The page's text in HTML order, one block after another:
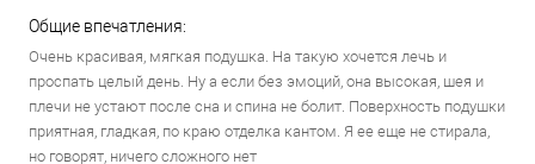
Общие впечатления:
Очень красивая, мягкая подушка. На такую хочется лечь и
проспать целый день. Ну а если без эмоций, она высокая, шея и
плечи не устают после сна и спина не болит. Поверхность подушки
приятная, гладкая, по краю отделка кантом. Я ее еще не стирала,
но говорят, ничего сложного нет